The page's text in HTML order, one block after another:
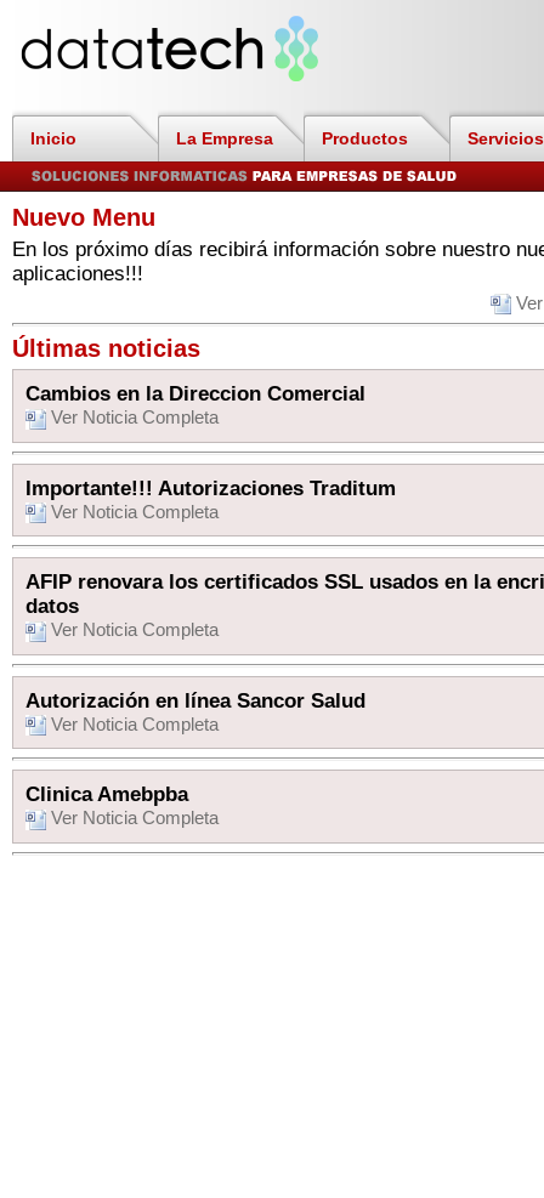
Inicio La Empresa Productos Servicios
Nuevo Menu
En los próximo días recibirá información sobre nuestro
aplicaciones!!!
Últimas noticias
Cambios en la Direccion Comercial
Ver Noticia Completa
Importante!!! Autorizaciones Traditum
Ver Noticia Completa
AFIP renovara los certificados SSL usados en la
datos
Ver Noticia Completa
Autorización en línea Sancor Salud
Ver Noticia Completa
Clinica Amebpba
Ver Noticia Completa